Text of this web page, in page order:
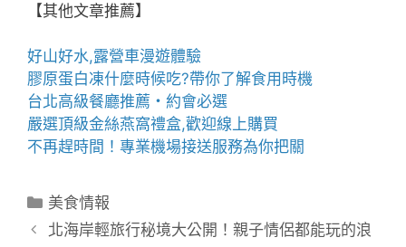
【其他文章推薦】
好山好水,露營車漫遊體驗
膠原蛋白凍什麼時候吃?帶你了解食用時機
台北高級餐廳推薦・約會必選
嚴選頂級金絲燕窩禮盒,歡迎線上購買
不再趕時間！專業機場接送服務為你把關
分
類
美食情報
北海岸輕旅行秘境大公開！親子情侶都能玩的浪